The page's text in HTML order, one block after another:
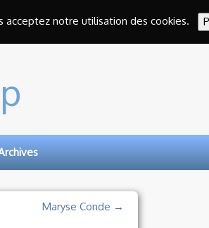
acceptez notre utilisation des cookies.
Maryse Conde →